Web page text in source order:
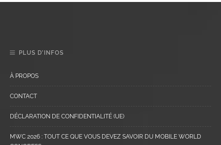
PLUS D’INFOS
À PROPOS
CONTACT
DÉCLARATION DE CONFIDENTIALITÉ (UE)
MWC 2026 : TOUT CE QUE VOUS DEVEZ SAVOIR DU MOBILE WORLD